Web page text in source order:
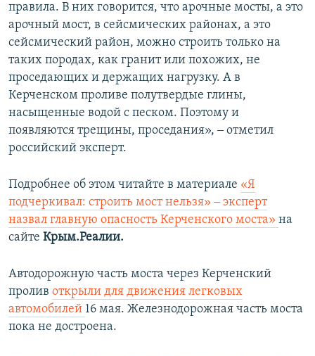
правила. В них говорится, что арочные мосты, а это
арочный мост, в сейсмических районах, а это
сейсмический район, можно строить только на
таких породах, как гранит или похожих, не
проседающих и держащих нагрузку. А в
Керченском проливе полутвердые глины,
насыщенные водой с песком. Поэтому и
появляются трещины, проседания», ‒ отметил
российский эксперт.
Подробнее об этом читайте в материале «Я
подчеркивал: строить мост нельзя» ‒ эксперт
назвал главную опасность Керченского моста» на
сайте Крым.Реалии.
Автодорожную часть моста через Керченский
пролив открыли для движения легковых
автомобилей 16 мая. Железнодорожная часть моста
пока не достроена.